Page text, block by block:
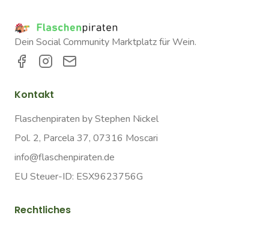
Dein Social Community Marktplatz für Wein.
Kontakt
Flaschenpiraten by Stephen Nickel
Pol. 2, Parcela 37, 07316 Moscari
info@flaschenpiraten.de
EU Steuer-ID: ESX9623756G
Rechtliches